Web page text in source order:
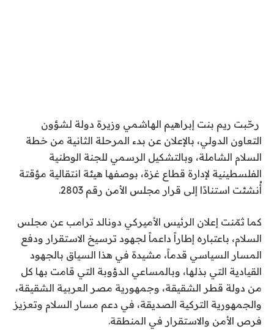
رحّبت ريم بنت إبراهيم الهاشمي وزيرة دولة لشؤون
التعاون الدولي، بالإعلان عن بدء المرحلة الثانية من خطة
السلام الشاملة، وبالتشكيل الرسمي للجنة الوطنية
الفلسطينية لإدارة قطاع غزة، بوصفها هيئة انتقالية مؤقتة
أُنشئت استنادًا إلى قرار مجلس الأمن رقم 2803.
كما ثمّنت إعلان الرئيس الأميركي دونالد ترامب عن مجلس
السلام، باعتباره إطاراً داعماً لجهود ترسيخ الاستقرار ودفع
المسار السياسي قدماً، مشيدة في هذا السياق بالجهود
القيادية التي بذلها، وبالمساعي الدؤوبة التي قامت بها كل
من دولة قطر الشقيقة، وجمهورية مصر العربية الشقيقة،
والجمهورية التركية الصديقة، في دعم مسار السلام وتعزيز
فرص الأمن والاستقرار في المنطقة.